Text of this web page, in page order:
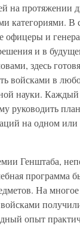
на протяжении
категориями. В
офицеры и
и в
здесь
войсками в
науки.
руководить
на одном или
Генштаба,
программа
На
опыт